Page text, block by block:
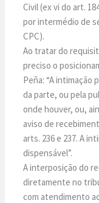
Civil (ex vi do art.
por intermédio de
CPC).
Ao tratar do
preciso o
Peña: “A intimação
da parte, ou pela
onde houver, ou,
aviso de
arts. 236 e 237. A
dispensável”.
A interposição do
diretamente no
com atendimento